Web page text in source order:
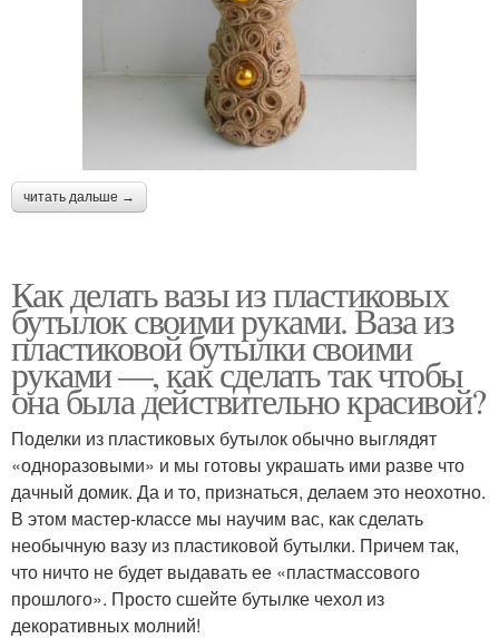
читать дальше →
Как делать вазы из пластиковых
бутылок своими руками. Ваза из
пластиковой бутылки своими
руками —, как сделать так чтобы
она была действительно красивой?
Поделки из пластиковых бутылок обычно выглядят
«одноразовыми» и мы готовы украшать ими разве что
дачный домик. Да и то, признаться, делаем это неохотно.
В этом мастер-классе мы научим вас, как сделать
необычную вазу из пластиковой бутылки. Причем так,
что ничто не будет выдавать ее «пластмассового
прошлого». Просто сшейте бутылке чехол из
декоративных молний!